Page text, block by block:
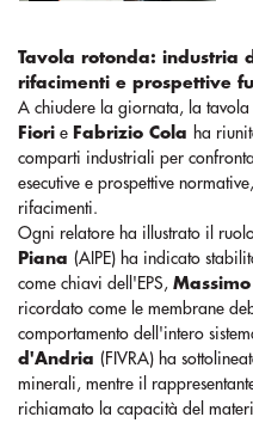
Tavola rotonda: industria
rifacimenti e prospettive
A chiudere la giornata, la
Fiori e Fabrizio Cola ha
comparti industriali per
esecutive e prospettive
rifacimenti.
Ogni relatore ha illustrato il
Piana (AIPE) ha indicato
come chiavi dell'EPS,
ricordato come le membrane
comportamento dell'intero
d'Andria (FIVRA) ha
minerali, mentre il
richiamato la capacità del